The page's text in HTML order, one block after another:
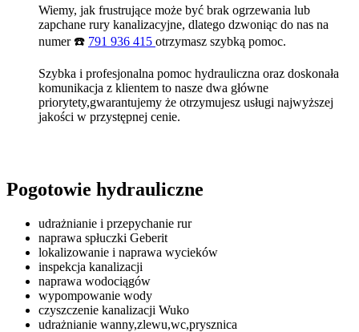
Wiemy, jak frustrujące może być brak ogrzewania lub
zapchane rury kanalizacyjne, dlatego dzwoniąc do nas na
numer ☎️ 791 936 415 otrzymasz szybką pomoc.
Szybka i profesjonalna pomoc hydrauliczna oraz doskonała
komunikacja z klientem to nasze dwa główne
priorytety,gwarantujemy że otrzymujesz usługi najwyższej
jakości w przystępnej cenie.
Pogotowie hydrauliczne
udrażnianie i przepychanie rur
naprawa spłuczki Geberit
lokalizowanie i naprawa wycieków
inspekcja kanalizacji
naprawa wodociągów
wypompowanie wody
czyszczenie kanalizacji Wuko
udrażnianie wanny,zlewu,wc,prysznica